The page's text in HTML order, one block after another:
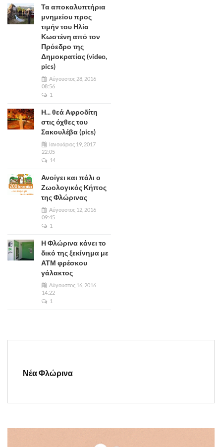
Τα αποκαλυπτήρια
μνημείου προς
τιμήν του Ηλία
Κωστένη από τον
Πρόεδρο της
Δημοκρατίας (video,
pics)
Αύγουστος 28, 2016
08:56
1
Η... θεά Αφροδίτη
στις όχθες του
Σακουλέβα (pics)
Ιανουάριος 19, 2017
22:05
14
Ανοίγει και πάλι ο
Ζωολογικός Κήπος
της Φλώρινας
Αύγουστος 12, 2016
09:45
1
Η Φλώρινα κάνει το
δικό της ξεκίνημα με
ΑΤΜ φρέσκου
γάλακτος
Αύγουστος 16, 2016
14:22
1
Νέα Φλώρινα